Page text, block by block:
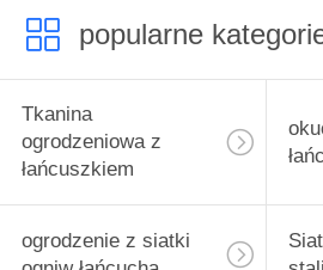
popularne
Tkanina
ogrodzeniowa z
łańcuszkiem
ogrodzenie z siatki